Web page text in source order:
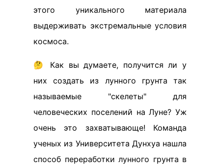
этого уникального материала
выдерживать экстремальные условия
космоса.
🤔 Как вы думаете, получится ли у
них создать из лунного грунта так
называемые "скелеты" для
человеческих поселений на Луне? Уж
очень это захватывающе! Команда
ученых из Университета Дунхуа нашла
способ переработки лунного грунта в